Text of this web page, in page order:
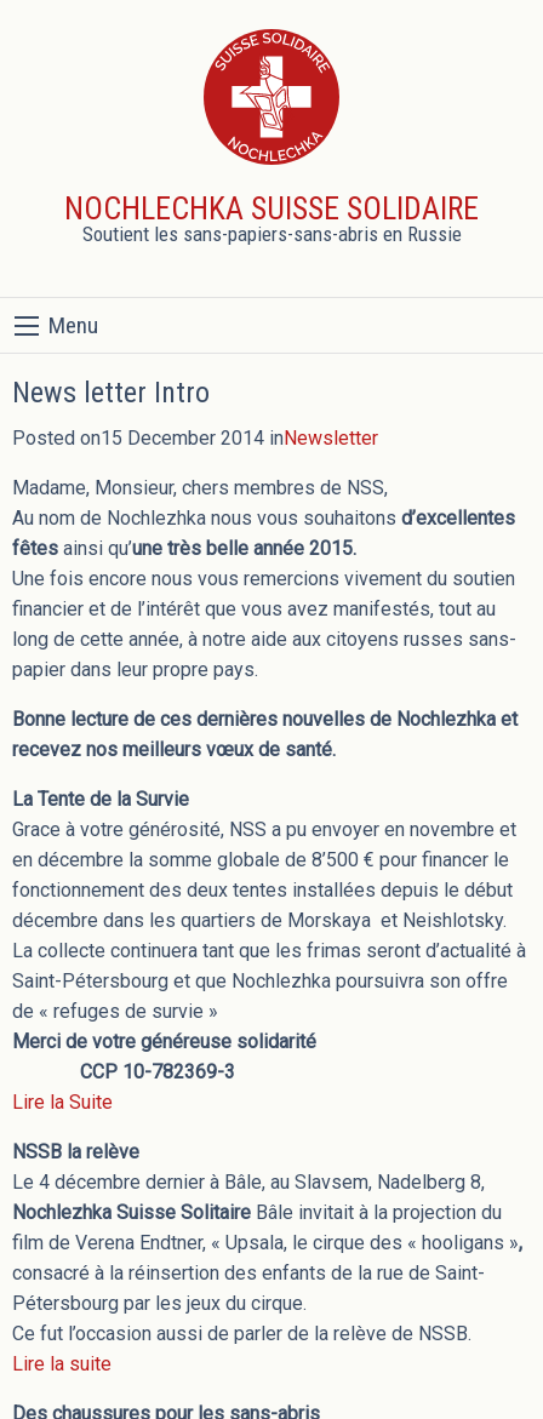
NOCHLECHKA SUISSE SOLIDAIRE
Soutient les sans-papiers-sans-abris en Russie
Menu
News letter Intro
Posted on15 December 2014 inNewsletter
Madame, Monsieur, chers membres de NSS,
Au nom de Nochlezhka nous vous souhaitons d’excellentes
fêtes ainsi qu’une très belle année 2015.
Une fois encore nous vous remercions vivement du soutien
financier et de l’intérêt que vous avez manifestés, tout au
long de cette année, à notre aide aux citoyens russes sans-
papier dans leur propre pays.
Bonne lecture de ces dernières nouvelles de Nochlezhka et
recevez nos meilleurs vœux de santé.
La Tente de la Survie
Grace à votre générosité, NSS a pu envoyer en novembre et
en décembre la somme globale de 8’500 € pour financer le
fonctionnement des deux tentes installées depuis le début
décembre dans les quartiers de Morskaya et Neishlotsky.
La collecte continuera tant que les frimas seront d’actualité à
Saint-Pétersbourg et que Nochlezhka poursuivra son offre
de « refuges de survie »
Merci de votre généreuse solidarité
CCP 10-782369-3
Lire la Suite
NSSB la relève
Le 4 décembre dernier à Bâle, au Slavsem, Nadelberg 8,
Nochlezhka Suisse Solitaire Bâle invitait à la projection du
film de Verena Endtner, « Upsala, le cirque des « hooligans »,
consacré à la réinsertion des enfants de la rue de Saint-
Pétersbourg par les jeux du cirque.
Ce fut l’occasion aussi de parler de la relève de NSSB.
Lire la suite
Des chaussures pour les sans-abris